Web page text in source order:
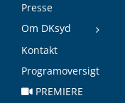
Presse
Om DKsyd
Kontakt
Programoversigt
PREMIERE